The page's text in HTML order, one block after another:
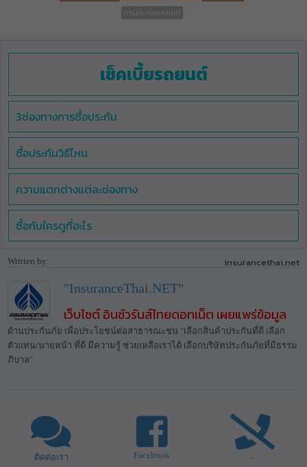
การประกันรถยนต์
เช็คเบี้ยรถยนต์
3ช่องทางการซื้อประกัน
ซื้อประกันวิธีไหน
ความแตกต่างแต่ละช่องทาง
ซื้อกับใครดูที่อะไร
Written by: insurancethai.net
"InsuranceThai.NET"
เว็บไซต์ อินชัวรันส์ไทยดอทเน็ต เผยแพร่ข้อมูล
ด้านประกันภัย เพื่อประโยชน์ต่อสาธารณะชน "เลือกสินค้าประกันที่ดี เลือก
ตัวแทน/นายหน้า ที่ดี มีความรู้ ช่วยเหลือเราได้ เลือกบริษัทประกันภัยที่มีธรรม
ภิบาล"
ติดต่อเรา Facebook ...